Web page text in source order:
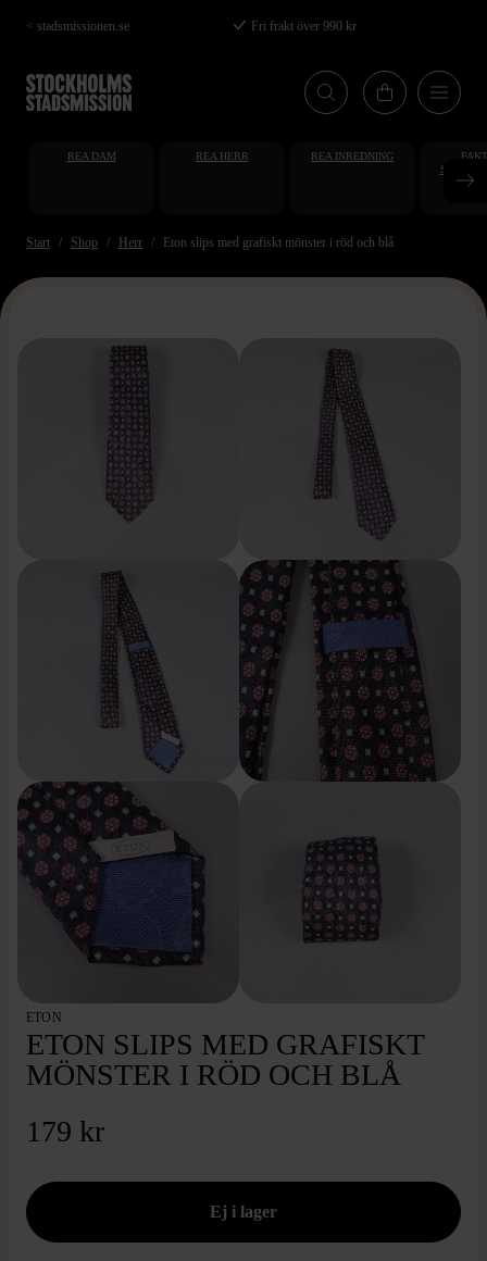
Hoppa
till
huvudinnehåll
< stadsmissionen.se Fri frakt över 990 kr
REA DAM REA HERR REA INREDNING
Start Shop Herr Eton slips med grafiskt mönster i röd och blå
ETON
ETON SLIPS MED GRAFISKT
MÖNSTER I RÖD OCH BLÅ
179 kr